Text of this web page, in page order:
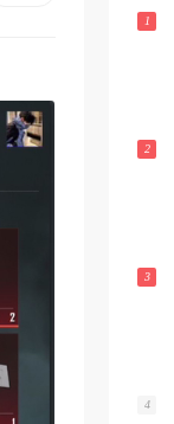
1
2
3
4